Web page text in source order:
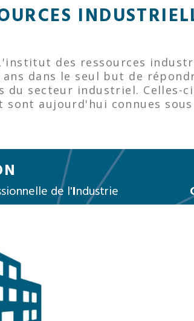
des ressources
dans le seul but de
secteur industriel. Celles-
sont aujourd'hui connues
de l'Industrie